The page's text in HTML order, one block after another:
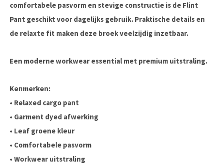
comfortabele pasvorm en stevige constructie is de Flint
Pant geschikt voor dagelijks gebruik. Praktische details en
de relaxte fit maken deze broek veelzijdig inzetbaar.
Een moderne workwear essential met premium uitstraling.
Kenmerken:
• Relaxed cargo pant
• Garment dyed afwerking
• Leaf groene kleur
• Comfortabele pasvorm
• Workwear uitstraling